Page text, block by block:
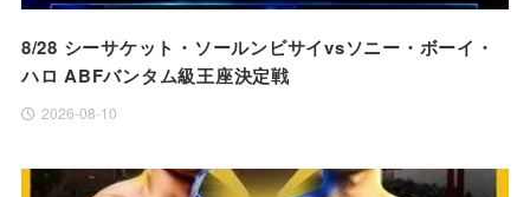
8/28 シーサケット・ソールンビサイvsソニー・ボーイ・
ハロ ABFバンタム級王座決定戦
2026-08-10